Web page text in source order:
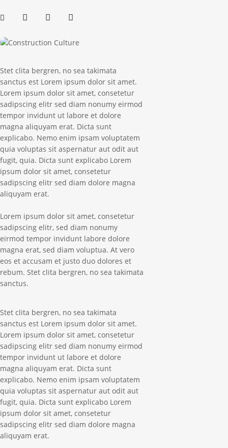
Stet clita bergren, no sea takimata
sanctus est Lorem ipsum dolor sit amet.
Lorem ipsum dolor sit amet, consetetur
sadipscing elitr sed diam nonumy eirmod
tempor invidunt ut labore et dolore
magna aliquyam erat. Dicta sunt
explicabo. Nemo enim ipsam voluptatem
quia voluptas sit aspernatur aut odit aut
fugit, quia. Dicta sunt explicabo Lorem
ipsum dolor sit amet, consetetur
sadipscing elitr sed diam dolore magna
aliquyam erat.
Lorem ipsum dolor sit amet, consetetur
sadipscing elitr, sed diam nonumy
eirmod tempor invidunt labore dolore
magna erat, sed diam voluptua. At vero
eos et accusam et justo duo dolores et
rebum. Stet clita bergren, no sea takimata
sanctus.
Stet clita bergren, no sea takimata
sanctus est Lorem ipsum dolor sit amet.
Lorem ipsum dolor sit amet, consetetur
sadipscing elitr sed diam nonumy eirmod
tempor invidunt ut labore et dolore
magna aliquyam erat. Dicta sunt
explicabo. Nemo enim ipsam voluptatem
quia voluptas sit aspernatur aut odit aut
fugit, quia. Dicta sunt explicabo Lorem
ipsum dolor sit amet, consetetur
sadipscing elitr sed diam dolore magna
aliquyam erat.